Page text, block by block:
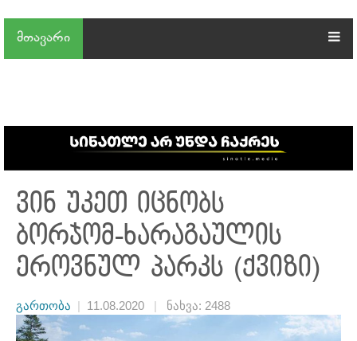
მთავარი
ვინ უკეთ იცნობს
ბორჯომ-ხარაგაულის
ეროვნულ პარკს (ქვიზი)
გართობა 11.08.2020 ნახვა: 2488